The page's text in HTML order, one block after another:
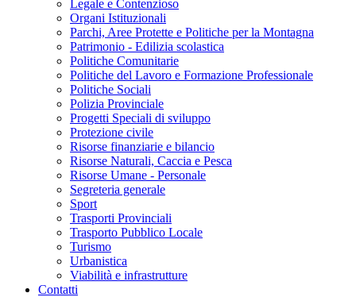
Legale e Contenzioso
Organi Istituzionali
Parchi, Aree Protette e Politiche per la Montagna
Patrimonio - Edilizia scolastica
Politiche Comunitarie
Politiche del Lavoro e Formazione Professionale
Politiche Sociali
Polizia Provinciale
Progetti Speciali di sviluppo
Protezione civile
Risorse finanziarie e bilancio
Risorse Naturali, Caccia e Pesca
Risorse Umane - Personale
Segreteria generale
Sport
Trasporti Provinciali
Trasporto Pubblico Locale
Turismo
Urbanistica
Viabilità e infrastrutture
Contatti